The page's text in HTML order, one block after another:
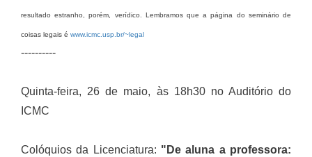
resultado estranho, porém, verídico. Lembramos que a página do seminário de
coisas legais é www.icmc.usp.br/~legal
----------
Quinta-feira, 26 de maio, às 18h30 no Auditório do
ICMC
Colóquios da Licenciatura: "De aluna a professora: